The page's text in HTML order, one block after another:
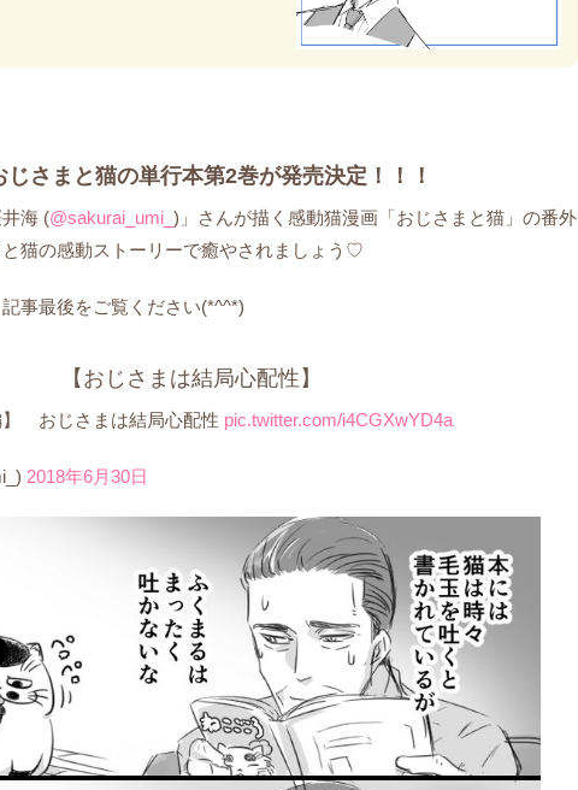
さまと猫の単行本第2巻が発売決定！！！
海 (@sakurai_umi_ )」さんが描く感動猫漫画「おじさまと猫」の番外
猫の感動ストーリーで癒やされましょう♡
事最後をご覧ください(*^^*)
【おじさまは結局心配性】
】 おじさまは結局心配性 pic.twitter.com/i4CGXwYD4a
2018年6月30日